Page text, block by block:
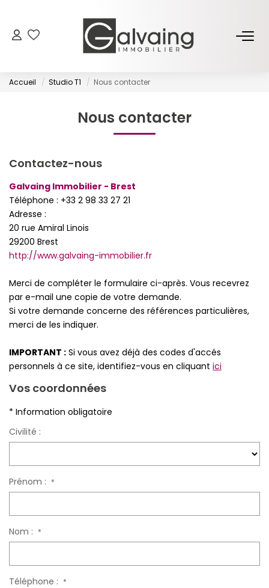
À Vendre
À Louer
ESTIMER
GESTION LOCATIVE
L’AGENCE
Qui Sommes-Nous
Notre Équipe
Nous Rejoindre
Nos Actualités
ESPACE CLIENT
Gestion Locative
Accueil Studio T1 Nous contacter
Nous contacter
Contactez-nous
Galvaing Immobilier - Brest
Téléphone : +33 2 98 33 27 21
Adresse :
20 rue Amiral Linois
29200 Brest
http://www.galvaing-immobilier.fr
Merci de compléter le formulaire ci-après. Vous recevrez
par e-mail une copie de votre demande.
Si votre demande concerne des références particulières,
merci de les indiquer.
IMPORTANT : Si vous avez déjà des codes d'accés
personnels à ce site, identifiez-vous en cliquant ici
Vos coordonnées
* Information obligatoire
Civilité :
Prénom : *
Nom : *
Téléphone : *